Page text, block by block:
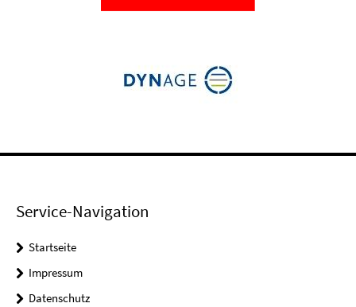
Service-Navigation
Startseite
Impressum
Datenschutz